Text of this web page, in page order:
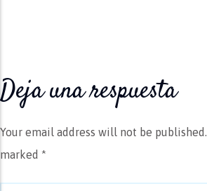
Deja una respuesta
Your email address will not be published.
marked *